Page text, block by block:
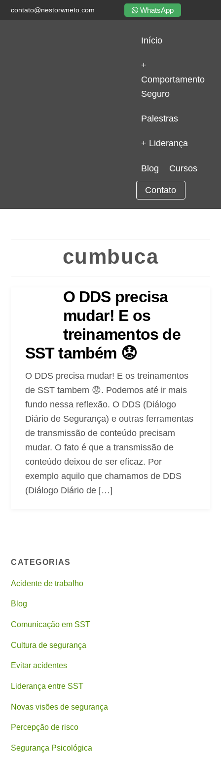
contato@nestorwneto.com WhatsApp
Início
+
Comportamento
Seguro
Palestras
+ Liderança
Blog Cursos
Contato
cumbuca
O DDS precisa
mudar! E os
treinamentos de
SST também 😟
O DDS precisa mudar! E os treinamentos
de SST tambem 😟. Podemos até ir mais
fundo nessa reflexão. O DDS (Diálogo
Diário de Segurança) e outras ferramentas
de transmissão de conteúdo precisam
mudar. O fato é que a transmissão de
conteúdo deixou de ser eficaz. Por
exemplo aquilo que chamamos de DDS
(Diálogo Diário de […]
CATEGORIAS
Acidente de trabalho
Blog
Comunicação em SST
Cultura de segurança
Evitar acidentes
Liderança entre SST
Novas visões de segurança
Percepção de risco
Segurança Psicológica